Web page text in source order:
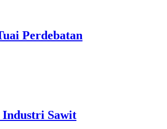
Perdebatan
Industri Sawit